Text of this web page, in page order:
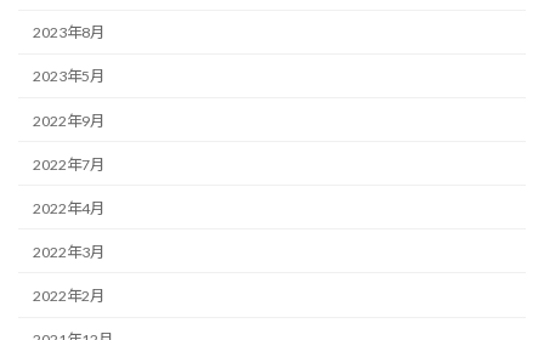
2023年8月
2023年5月
2022年9月
2022年7月
2022年4月
2022年3月
2022年2月